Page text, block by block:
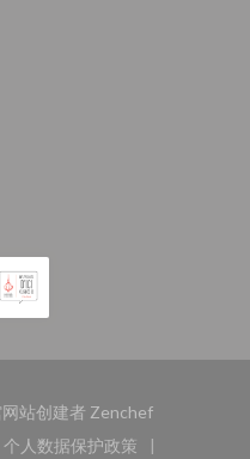
站创建者 Zenchef((在新窗口中
个人数据保护政策